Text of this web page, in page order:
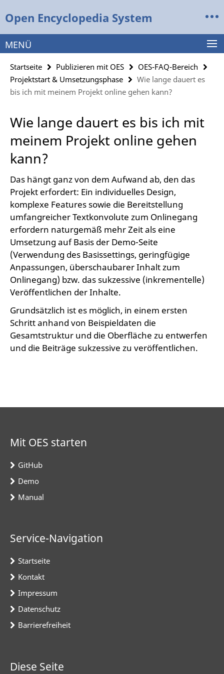
direkt
Inhalt
Open Encyclopedia System
Service-
Navigation
MENÜ
Startseite Publizieren mit OES
OES-FAQ-Bereich
Projektstart & Umsetzungsphase
Wie lange dauert es
bis ich mit meinem Projekt online gehen kann?
Wie lange dauert es bis ich mit
meinem Projekt online gehen
kann?
Das hängt ganz von dem Aufwand ab, den das
Projekt erfordert: Ein individuelles Design,
komplexe Features sowie die Bereitstellung
umfangreicher Textkonvolute zum Onlinegang
erfordern naturgemäß mehr Zeit als eine
Umsetzung auf Basis der Demo-Seite
(Verwendung des Basissettings, geringfügige
Anpassungen, überschaubarer Inhalt zum
Onlinegang) bzw. das sukzessive (inkrementelle)
Veröffentlichen der Inhalte.
Grundsätzlich ist es möglich, in einem ersten
Schritt anhand von Beispieldaten die
Gesamtstruktur und die Oberfläche zu entwerfen
und die Beiträge sukzessive zu veröffentlichen.
Mit OES starten
GitHub
Demo
Manual
Service-Navigation
Startseite
Kontakt
Impressum
Datenschutz
Barrierefreiheit
Diese Seite